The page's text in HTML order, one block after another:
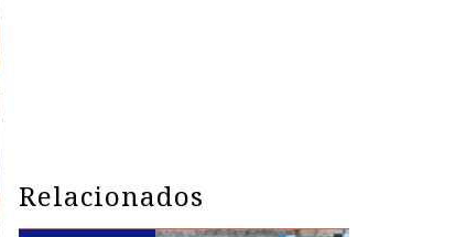
Relacionados